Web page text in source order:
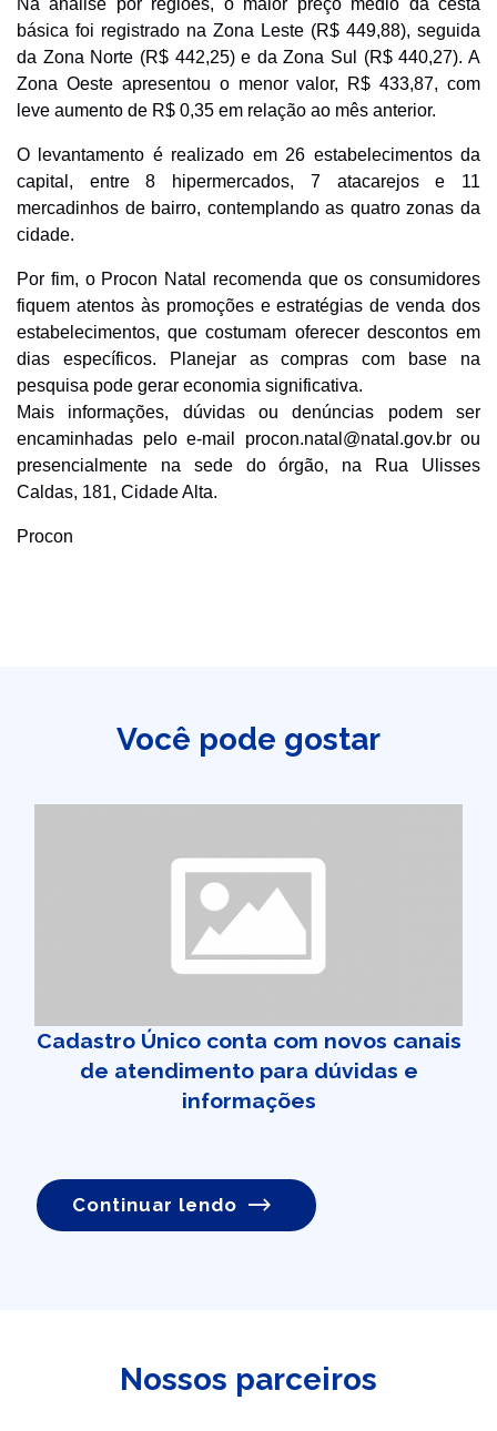
Na análise por regiões, o maior preço médio da cesta
básica foi registrado na Zona Leste (R$ 449,88), seguida
da Zona Norte (R$ 442,25) e da Zona Sul (R$ 440,27). A
Zona Oeste apresentou o menor valor, R$ 433,87, com
leve aumento de R$ 0,35 em relação ao mês anterior.
O levantamento é realizado em 26 estabelecimentos da
capital, entre 8 hipermercados, 7 atacarejos e 11
mercadinhos de bairro, contemplando as quatro zonas da
cidade.
Por fim, o Procon Natal recomenda que os consumidores
fiquem atentos às promoções e estratégias de venda dos
estabelecimentos, que costumam oferecer descontos em
dias específicos. Planejar as compras com base na
pesquisa pode gerar economia significativa.
Mais informações, dúvidas ou denúncias podem ser
encaminhadas pelo e-mail procon.natal@natal.gov.br ou
presencialmente na sede do órgão, na Rua Ulisses
Caldas, 181, Cidade Alta.
Procon
Você pode gostar
Cadastro Único conta com novos canais
de atendimento para dúvidas e
informações
Continuar lendo
Nossos parceiros